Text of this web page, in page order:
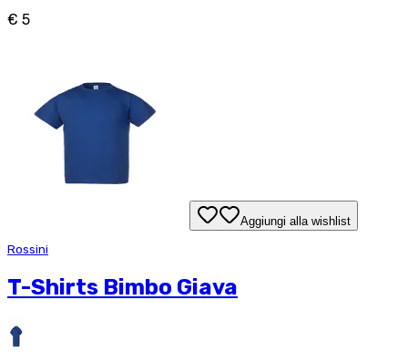
€ 5
Aggiungi alla wishlist
Rossini
T-Shirts Bimbo Giava